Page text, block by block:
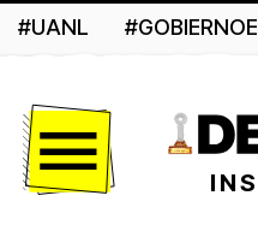
#UANL